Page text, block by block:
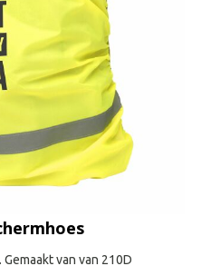
van van 210D